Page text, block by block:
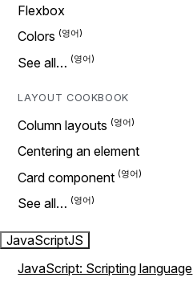
Flexbox
Colors
See all…
LAYOUT COOKBOOK
Column layouts
Centering an element
Card component
See all…
JavaScriptJS
JavaScript: Scripting language